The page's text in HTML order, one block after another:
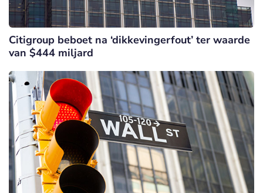
Citigroup beboet na ‘dikkevingerfout’ ter waarde
van $444 miljard